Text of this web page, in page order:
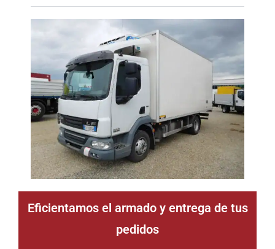
Eficientamos el armado y entrega de tus
pedidos